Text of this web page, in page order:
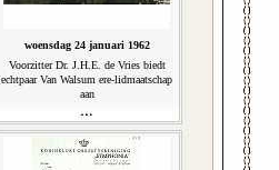
woensdag 24 januari 1962
Voorzitter Dr. J.H.E. de Vries biedt
echtpaar Van Walsum ere-lidmaatschap
aan